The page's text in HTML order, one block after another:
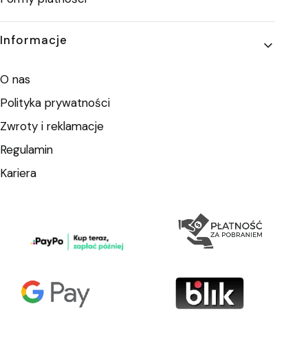
Informacje
O nas
Polityka prywatności
Zwroty i reklamacje
Regulamin
Kariera